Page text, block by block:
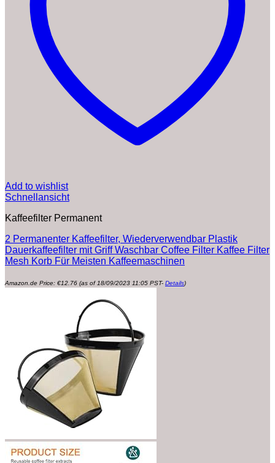
Add to wishlist
Schnellansicht
Kaffeefilter Permanent
2 Permanenter Kaffeefilter, Wiederverwendbar Plastik
Dauerkaffeefilter mit Griff Waschbar Coffee Filter Kaffee Filter
Mesh Korb Für Meisten Kaffeemaschinen
Amazon.de Price: €12.76 (as of 18/09/2023 11:05 PST- Details)